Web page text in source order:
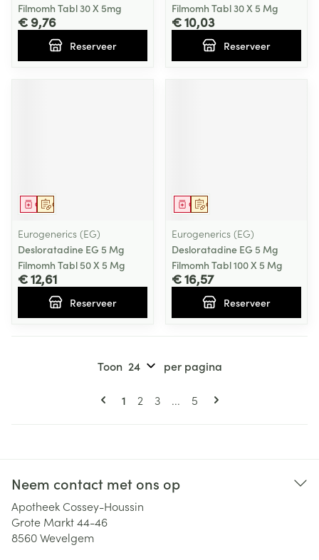
Filmomh Tabl 30 X 5mg
€ 9,76
Reserveer
Filmomh Tabl 30 X 5 Mg
€ 10,03
Reserveer
Op voorschrift
Geneesmiddel
Eurogenerics (EG)
Desloratadine EG 5 Mg
Filmomh Tabl 50 X 5 Mg
€ 12,61
Reserveer
Op voorschrift
Geneesmiddel
Eurogenerics (EG)
Desloratadine EG 5 Mg
Filmomh Tabl 100 X 5 Mg
€ 16,57
Reserveer
Pagina's
U lees momenteel pagina
1 Pagina
2 Pagina
3 ... Pagina
5
Toon per pagina
Neem contact met ons op
Apotheek Cossey-Houssin
Grote Markt 44-46
8560Wevelgem